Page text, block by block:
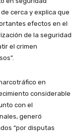
cerca y explica que
efectos en el
de la seguridad
el crimen
en
considerable
con el
generó
“por disputas